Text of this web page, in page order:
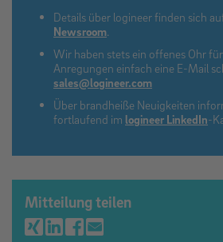
Details über logineer finden sich
Newsroom
Wir haben stets ein offenes Ohr
Anregungen einfach eine E-Mail
sales@logineer.com
Über brandheiße Neuigkeiten
fortlaufend im logineer LinkedIn-
Mitteilung teilen